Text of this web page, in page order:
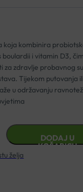
koja kombinira
boulardii i vitamin D3,
za zdravlje probavnog
Tijekom putovanja
u održavanju
DODAJ U
KOŠARICU
želja